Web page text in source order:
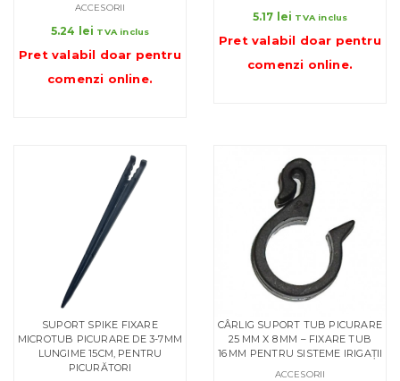
ACCESORII
5.24 lei TVA inclus
Pret valabil doar pentru
comenzi online.
5.17 lei TVA inclus
Pret valabil doar pentru
comenzi online.
SUPORT SPIKE FIXARE
MICROTUB PICURARE DE 3-7MM
LUNGIME 15CM, PENTRU
PICURĂTORI
CÂRLIG SUPORT TUB PICURARE
25 MM X 8 MM – FIXARE TUB
16 MM PENTRU SISTEME IRIGAȚII
ACCESORII